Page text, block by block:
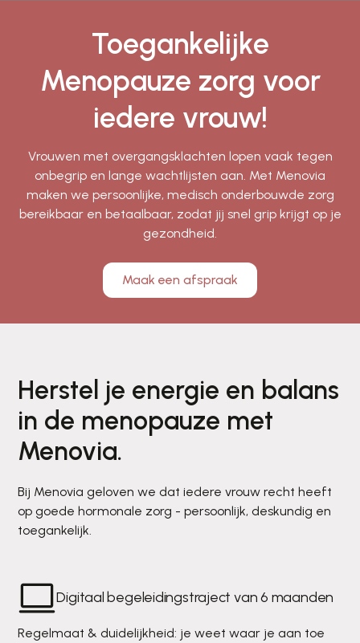
Toegankelijke
Menopauze zorg voor
iedere vrouw!
Vrouwen met overgangsklachten lopen vaak tegen
onbegrip en lange wachtlijsten aan. Met Menovia
maken we persoonlijke, medisch onderbouwde zorg
bereikbaar en betaalbaar, zodat jij snel grip krijgt op je
gezondheid.
Maak een afspraak
Herstel je energie en balans
in de menopauze met
Menovia.
Bij Menovia geloven we dat iedere vrouw recht heeft
op goede hormonale zorg - persoonlijk, deskundig en
toegankelijk.
Digitaal begeleidingstraject van 6 maanden
Regelmaat & duidelijkheid: je weet waar je aan toe